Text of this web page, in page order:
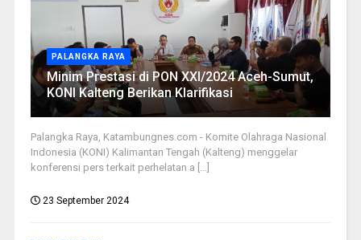
PALANGKA RAYA
Minim Prestasi di PON XXI/2024 Aceh-Sumut,
KONI Kalteng Berikan Klarifikasi
Palangka Raya, Katambungnes.com - Komite Olahraga Nasional
Indonesia (KONI) Kalimantan Tengah (Kalteng) menggelar
konferensi pers terkait perhelatan a [...]
23 September 2024